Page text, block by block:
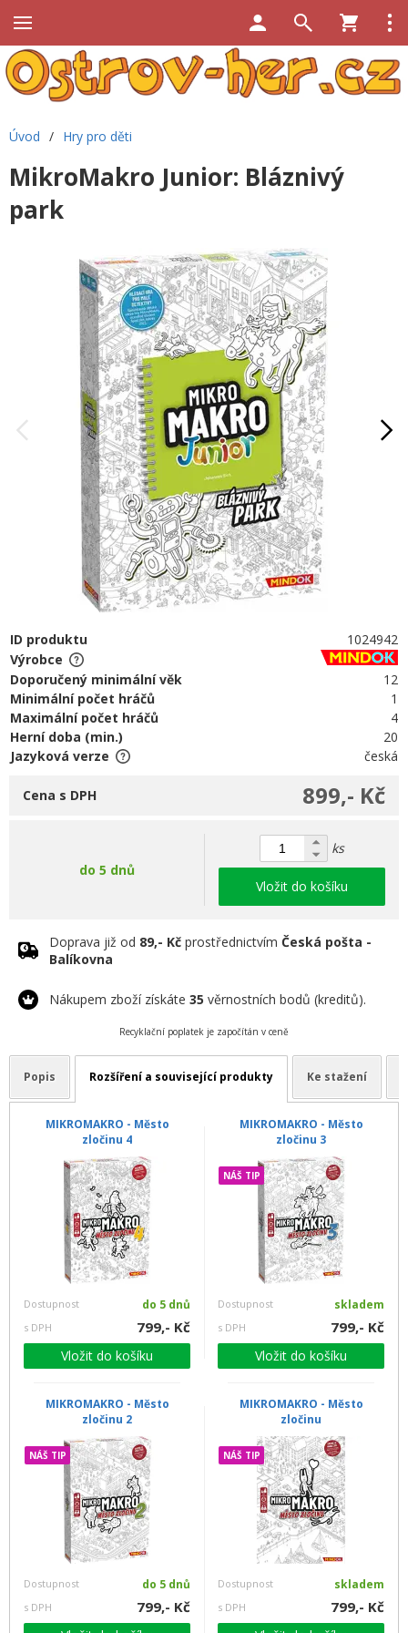
Úvod / Hry pro děti
MikroMakro Junior: Bláznivý
park
ID produktu
1024942
Výrobce
Doporučený minimální věk
12
Minimální počet hráčů
1
Maximální počet hráčů
4
Herní doba (min.)
20
Jazyková verze
česká
899,- Kč
Cena s DPH
do 5 dnů
ks
Vložit do košíku
Doprava již od 89,- Kč prostřednictvím Česká pošta -
Balíkovna
Nákupem zboží získáte 35 věrnostních bodů (kreditů).
Recyklační poplatek je započítán v ceně
Popis Rozšíření a související produkty Ke stažení
MIKROMAKRO - Město
zločinu 4
Dostupnost do 5 dnů
s DPH 799,- Kč
Vložit do košíku
MIKROMAKRO - Město
zločinu 3
NÁŠ TIP
Dostupnost skladem
s DPH 799,- Kč
Vložit do košíku
MIKROMAKRO - Město
zločinu 2
NÁŠ TIP
Dostupnost do 5 dnů
s DPH 799,- Kč
MIKROMAKRO - Město
zločinu
NÁŠ TIP
Dostupnost skladem
s DPH 799,- Kč